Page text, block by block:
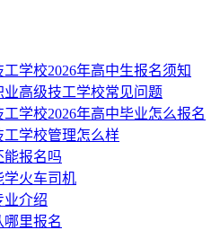
学校2026年高中生报名须知
高级技工学校常见问题
学校2026年高中毕业怎么报名
学校管理怎么样
能报名吗
学火车司机
业介绍
里报名